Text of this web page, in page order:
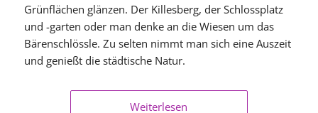
Grünflächen glänzen. Der Killesberg, der Schlossplatz
und -garten oder man denke an die Wiesen um das
Bärenschlössle. Zu selten nimmt man sich eine Auszeit
und genießt die städtische Natur.
Weiterlesen